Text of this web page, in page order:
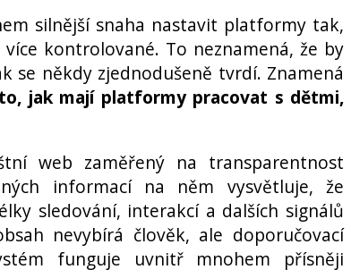
silnější snaha nastavit platformy tak,
kontrolované. To neznamená, že by
se někdy zjednodušeně tvrdí. Znamená
jak mají platformy pracovat s dětmi,
web zaměřený na transparentnost
informací na něm vysvětluje, že
sledování, interakcí a dalších signálů
nevybírá člověk, ale doporučovací
funguje uvnitř mnohem přísněji